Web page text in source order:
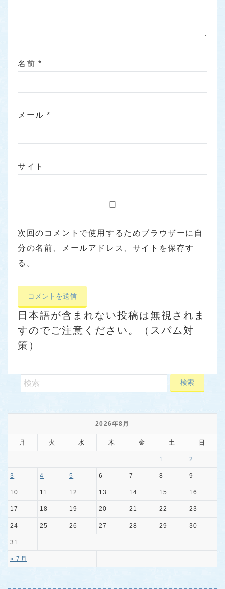
名前 *
メール*
サイト
次回のコメントで使用するためブラウザーに自
分の名前、メールアドレス、サイトを保存す
る。
日本語が含まれない投稿は無視されま
すのでご注意ください。（スパム対
策）
2026年8月
月 火 水 木 金 土 日
« 7月
1 2
3 4 5 6 7 8 9
10 11 12 13 14 15 16
17 18 19 20 21 22 23
24 25 26 27 28 29 30
31